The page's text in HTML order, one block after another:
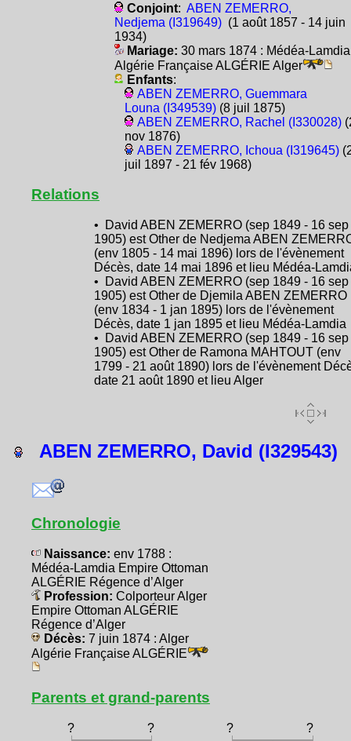
Conjoint: ABEN ZEMERRO,
Nedjema (I319649)(1 août 1857 - 14 juin
1934)
Mariage: 30 mars 1874 : Médéa-Lamdia
Algérie Française ALGÉRIE Alger
Enfants:
ABEN ZEMERRO, Guemmara
Louna (I349539)(8 juil 1875)
ABEN ZEMERRO, Rachel (I330028)
nov 1876)
ABEN ZEMERRO, Ichoua (I319645)
juil 1897 - 21 fév 1968)
Relations
• David ABEN ZEMERRO (sep 1849 - 16 sep
1905) est Other de Nedjema ABEN
(env 1805 - 14 mai 1896) lors de l'évènement
Décès, date 14 mai 1896 et lieu Médéa-
• David ABEN ZEMERRO (sep 1849 - 16 sep
1905) est Other de Djemila ABEN ZEMERRO
(env 1834 - 1 jan 1895) lors de l'évènement
Décès, date 1 jan 1895 et lieu Médéa-Lamdia
• David ABEN ZEMERRO (sep 1849 - 16 sep
1905) est Other de Ramona MAHTOUT (env
1799 - 21 août 1890) lors de l'évènement
date 21 août 1890 et lieu Alger
ABEN ZEMERRO, David (I329543)
Chronologie
Naissance: env 1788 :
Médéa-Lamdia Empire Ottoman
ALGÉRIE Régence d’Alger
Profession: Colporteur Alger
Empire Ottoman ALGÉRIE
Régence d’Alger
Décès: 7 juin 1874 : Alger
Algérie Française ALGÉRIE
Parents et grand-parents
? ? ?
?